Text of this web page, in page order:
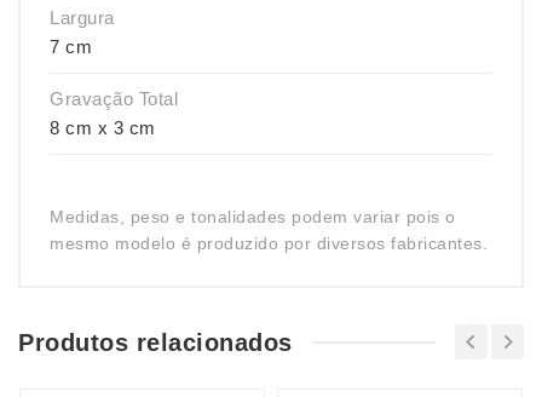
Largura
7 cm
Gravação Total
8 cm x 3 cm
Medidas, peso e tonalidades podem variar pois o
mesmo modelo é produzido por diversos fabricantes.
Produtos relacionados